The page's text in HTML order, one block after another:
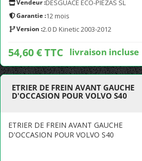
Vendeur :DESGUACE ECO-PIEZAS SL
Garantie :12 mois
Version :2.0 D Kinetic 2003-2012
54,60 € TTC livraison incluse
ETRIER DE FREIN AVANT GAUCHE
D'OCCASION POUR VOLVO S40
ETRIER DE FREIN AVANT GAUCHE
D'OCCASION POUR VOLVO S40